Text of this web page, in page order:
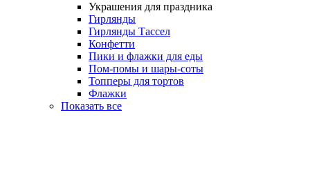
Украшения для праздника
Гирлянды
Гирлянды Тассел
Конфетти
Пики и флажки для еды
Пом-помы и шары-соты
Топперы для тортов
Флажки
Показать все